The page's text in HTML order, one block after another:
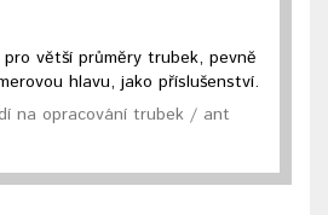
větší průměry trubek, pevně
hlavu, jako příslušenství.
na opracování trubek / ant